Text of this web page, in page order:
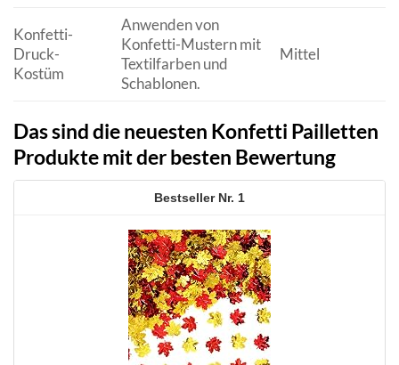
Konfetti-
Druck-
Kostüm
Anwenden von
Konfetti-Mustern mit
Textilfarben und
Schablonen.
Mittel
Das sind die neuesten Konfetti Pailletten
Produkte mit der besten Bewertung
1